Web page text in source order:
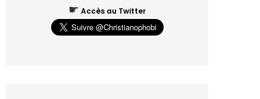
☛ Accès au Twitter